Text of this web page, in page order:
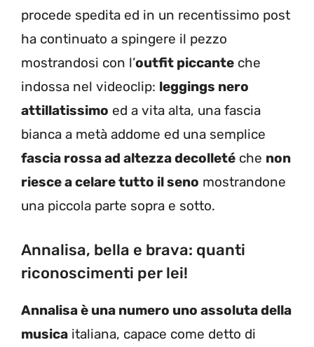
procede spedita ed in un recentissimo post
ha continuato a spingere il pezzo
mostrandosi con l’outfit piccante che
indossa nel videoclip: leggings nero
attillatissimo ed a vita alta, una fascia
bianca a metà addome ed una semplice
fascia rossa ad altezza decolleté che non
riesce a celare tutto il seno mostrandone
una piccola parte sopra e sotto.
Annalisa, bella e brava: quanti
riconoscimenti per lei!
Annalisa è una numero uno assoluta della
musica italiana, capace come detto di